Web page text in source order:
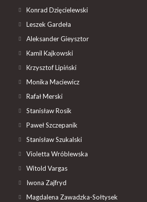
Konrad Dzięcielewski
Leszek Gardeła
Aleksander Gieysztor
Kamil Kajkowski
Krzysztof Lipiński
Monika Maciewicz
Rafał Merski
Stanisław Rosik
Paweł Szczepanik
Stanisław Szukalski
Violetta Wróblewska
Witold Vargas
Iwona Zajfryd
Magdalena Zawadzka-Sołtysek